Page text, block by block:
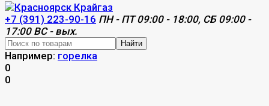
+7 (391) 223-90-16 ПН - ПТ 09:00 - 18:00, СБ 09:00 -
17:00 ВС - вых.
Найти
Например: горелка
0
0